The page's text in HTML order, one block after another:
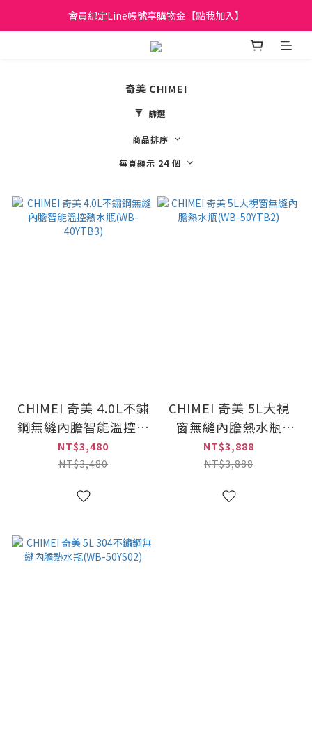
日立家電、國際牌 原廠管制價格 私訊優惠價
會員綁定Line帳號享購物金【點我加入】
全館滿299元免運
奇美 CHIMEI
篩選
商品排序
每頁顯示 24 個
CHIMEI 奇美 4.0L不鏽
鋼無縫內膽智能溫控熱
水瓶(WB-40YTB3)
NT$3,480
NT$3,480
CHIMEI 奇美 5L大視
窗無縫內膽熱水瓶
(WB-50YTB2)
NT$3,888
NT$3,888